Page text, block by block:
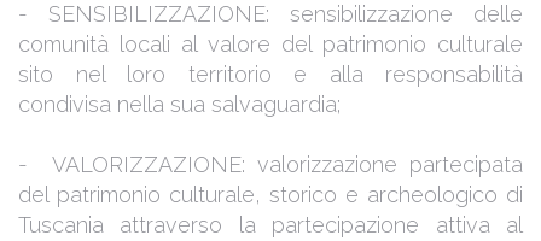
- SENSIBILIZZAZIONE: sensibilizzazione delle
comunità locali al valore del patrimonio culturale
sito nel loro territorio e alla responsabilità
condivisa nella sua salvaguardia;
- VALORIZZAZIONE: valorizzazione partecipata
del patrimonio culturale, storico e archeologico di
Tuscania attraverso la partecipazione attiva al